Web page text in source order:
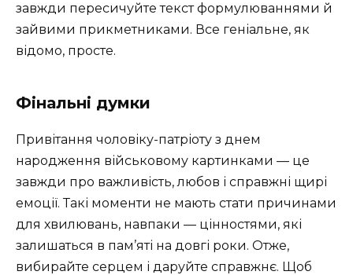
завжди пересичуйте текст формулюваннями й
зайвими прикметниками. Все геніальне, як
відомо, просте.
Фінальні думки
Привітання чоловіку-патріоту з днем
народження військовому картинками — це
завжди про важливість, любов і справжні щирі
емоції. Такі моменти не мають стати причинами
для хвилювань, навпаки — цінностями, які
залишаться в пам’яті на довгі роки. Отже,
вибирайте серцем і даруйте справжнє. Щоб